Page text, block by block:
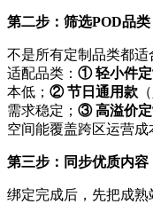
第二步：筛选POD品
不是所有定制品类都
适配品类： ① 轻小件定
本低； ② 节日通用款
需求稳定； ③ 高溢价定
空间能覆盖跨区运营成
第三步：同步优质内容
绑定完成后，先把成